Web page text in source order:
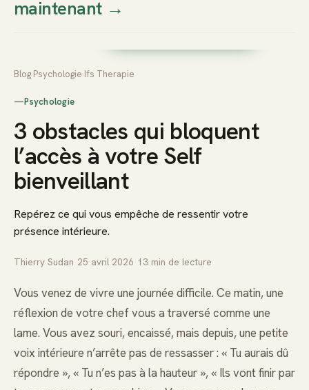
Thierry
Prendre rendez-vous dès
maintenant→
Blog Psychologie Ifs Therapie
—Psychologie
3 obstacles qui bloquent
l’accès à votre Self
bienveillant
Repérez ce qui vous empêche de ressentir votre
présence intérieure.
Thierry Sudan 25 avril 2026 13 min de lecture
Vous venez de vivre une journée difficile. Ce matin, une
réflexion de votre chef vous a traversé comme une
lame. Vous avez souri, encaissé, mais depuis, une petite
voix intérieure n’arrête pas de ressasser : « Tu aurais dû
répondre », « Tu n’es pas à la hauteur », « Ils vont finir par